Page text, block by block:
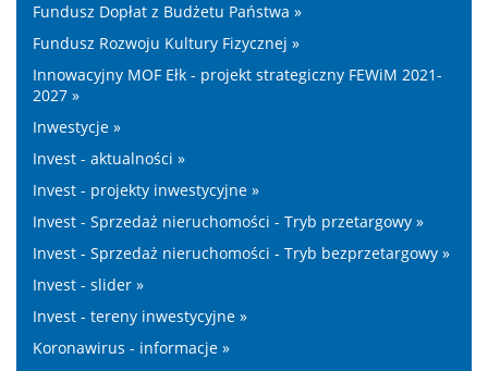
Fundusz Dopłat z Budżetu Państwa »
Fundusz Rozwoju Kultury Fizycznej »
Innowacyjny MOF Ełk - projekt strategiczny FEWiM 2021-
2027 »
Inwestycje »
Invest - aktualności »
Invest - projekty inwestycyjne »
Invest - Sprzedaż nieruchomości - Tryb przetargowy »
Invest - Sprzedaż nieruchomości - Tryb bezprzetargowy »
Invest - slider »
Invest - tereny inwestycyjne »
Koronawirus - informacje »